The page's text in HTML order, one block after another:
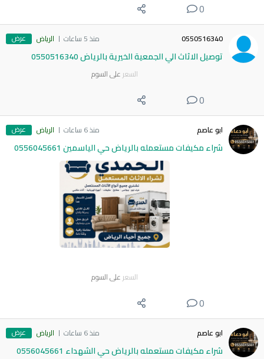
0
0550516340 منذ 5 ساعات الرياض عرض
توصيل الاثاث الي الجمعية الخيرية بالرياض 0550516340
السعر على السوم
0
ابو عاصم منذ 6 ساعات الرياض عرض
شراء مكيفات مستعمله بالرياض حي الياسمين 0556045661
السعر على السوم
0
ابو عاصم منذ 6 ساعات الرياض عرض
شراء مكيفات مستعمله بالرياض حي الشهداء 0556045661